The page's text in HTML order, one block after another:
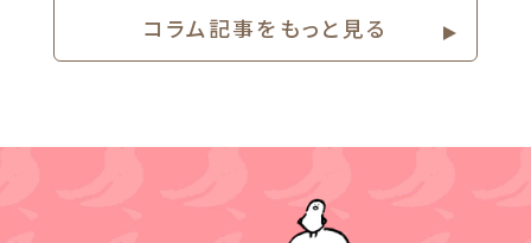
コラム記事をもっと⾒る